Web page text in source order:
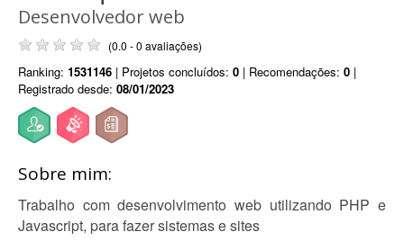
Desenvolvedor web
(0.0 - 0 avaliações)
Ranking: 1531146 | Projetos concluídos: 0 | Recomendações: 0 |
Registrado desde: 08/01/2023
Sobre mim:
Trabalho com desenvolvimento web utilizando PHP e
Javascript, para fazer sistemas e sites